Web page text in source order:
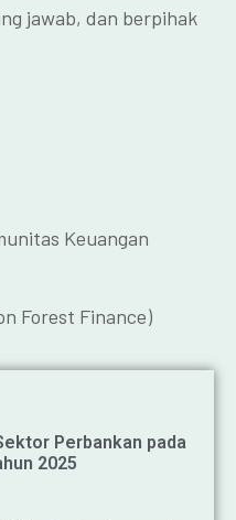
jawab, dan berpihak
Keuangan
Forest Finance)
Perbankan pada
2025